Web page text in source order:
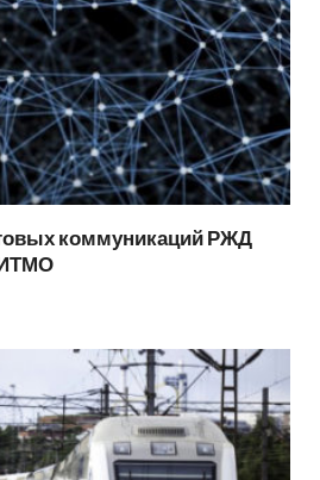
коммуникаций РЖД
ИТМО